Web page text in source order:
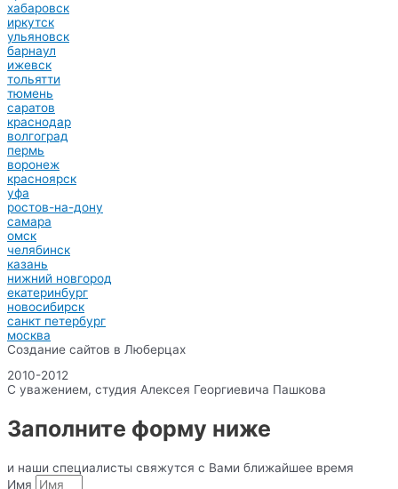
хабаровск
иркутск
ульяновск
барнаул
ижевск
тольятти
тюмень
саратов
краснодар
волгоград
пермь
воронеж
красноярск
уфа
ростов-на-дону
самара
омск
челябинск
казань
нижний новгород
екатеринбург
новосибирск
санкт петербург
москва
Создание сайтов в Люберцах
2010-2012
С уважением, студия Алексея Георгиевича Пашкова
Заполните форму ниже
и наши специалисты свяжутся с Вами ближайшее время
Имя